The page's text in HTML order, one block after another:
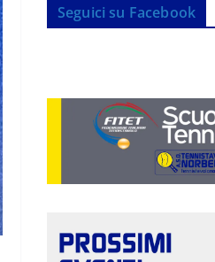
Seguici su Facebook